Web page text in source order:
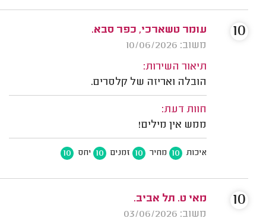
עומר טשארכי, כפר סבא.
משוב: 10/06/2026
תיאור השירות:
הובלה ואריזה של קלסרים.
חוות דעת:
ממש אין מילים!
איכות 10 מחיר 10 זמנים 10 יחס 10
10
מאי ט. תל אביב.
משוב: 03/06/2026
10